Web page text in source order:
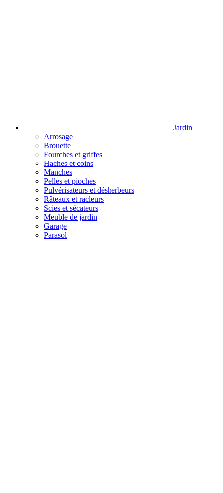
Jardin
Arrosage
Brouette
Fourches et griffes
Haches et coins
Manches
Pelles et pioches
Pulvérisateurs et désherbeurs
Râteaux et racleurs
Scies et sécateurs
Meuble de jardin
Garage
Parasol